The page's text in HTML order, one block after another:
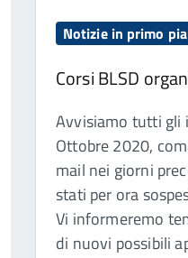
Notizie in primo
Corsi BLSD
Avvisiamo tutti gli
Ottobre 2020,
mail nei giorni
stati per ora
Vi informeremo
di nuovi possibili